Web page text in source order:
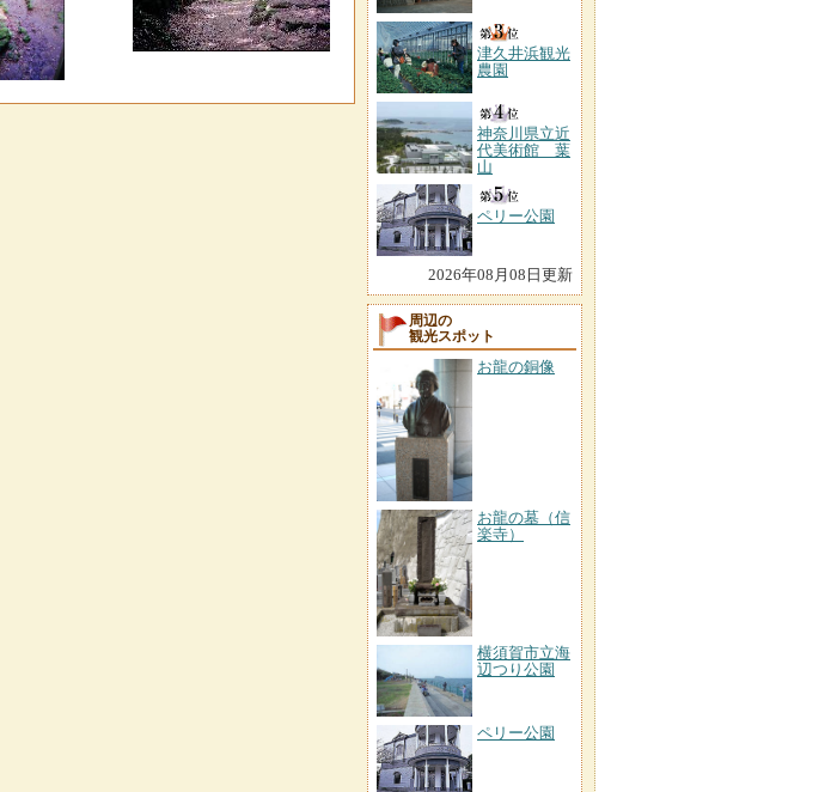
津久井浜観光
農園
神奈川県立近
代美術館 葉
山
ペリー公園
2026年08月08日更新
周辺の
観光スポット
お龍の銅像
お龍の墓（信
楽寺）
横須賀市立海
辺つり公園
ペリー公園